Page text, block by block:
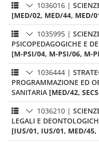
1036016 |
[MED/02, MED/44, MED/
1035995 |
PSICOPEDAGOGICHE E
[M-PSI/04, M-PSI/06, M-
1036444 |
PROGRAMMAZIONE ED
SANITARIA [MED/42,
1036210 |
LEGALI E
[IUS/01, IUS/01, MED/